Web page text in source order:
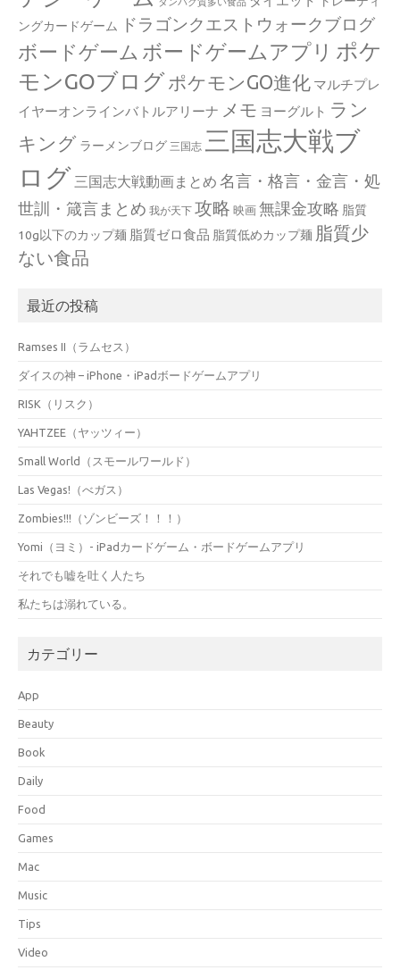
ングカードゲーム
ドラゴンクエストウォークブログ
ボードゲーム ボードゲームアプリ ポケ
モンGOブログ ポケモンGO進化 マルチプレ
イヤーオンラインバトルアリーナ メモ ヨーグルト ラン
キング ラーメンブログ 三国志 三国志大戦ブ
ログ 三国志大戦動画まとめ 名言・格言・金言・処
世訓・箴言まとめ 我が天下 攻略 映画 無課金攻略 脂質
10g以下のカップ麺 脂質ゼロ食品 脂質低めカップ麺 脂質少
ない食品
最近の投稿
Ramses II（ラムセス）
ダイスの神 – iPhone・iPadボードゲームアプリ
RISK（リスク）
YAHTZEE（ヤッツィー）
Small World（スモールワールド）
Las Vegas!（べガス）
Zombies!!!（ゾンビーズ！！！）
Yomi（ヨミ）- iPadカードゲーム・ボードゲームアプリ
それでも嘘を吐く人たち
私たちは溺れている。
カテゴリー
App
Beauty
Book
Daily
Food
Games
Mac
Music
Tips
Video